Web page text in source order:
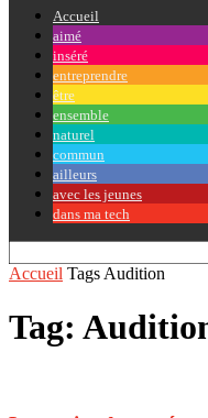
Accueil
aimé
inséré
entreprendre
être
ensemble
naturel
commun
ailleurs
avec les jeunes
dans ma tech
Accueil Tags Audition
Tag: